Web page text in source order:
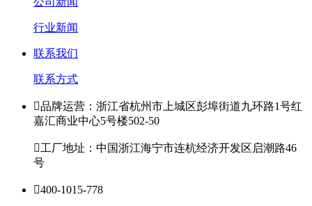
行业新闻
联系我们
联系方式
品牌运营：浙江省杭州市上城区彭埠街道九环路1号红
嘉汇商业中心5号楼502-50
工厂地址：中国浙江海宁市连杭经济开发区启潮路46
号
400-1015-778